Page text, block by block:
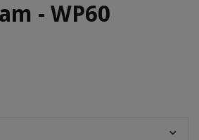
- WP60